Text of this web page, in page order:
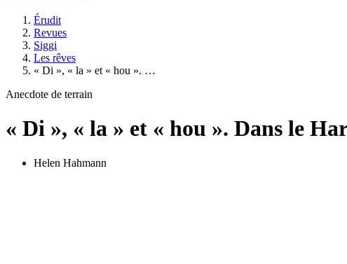
Érudit
Revues
Siggi
Les rêves
« Di », « la » et « hou ». …
Anecdote de terrain
« Di », « la » et « hou ». Dans le
Helen Hahmann